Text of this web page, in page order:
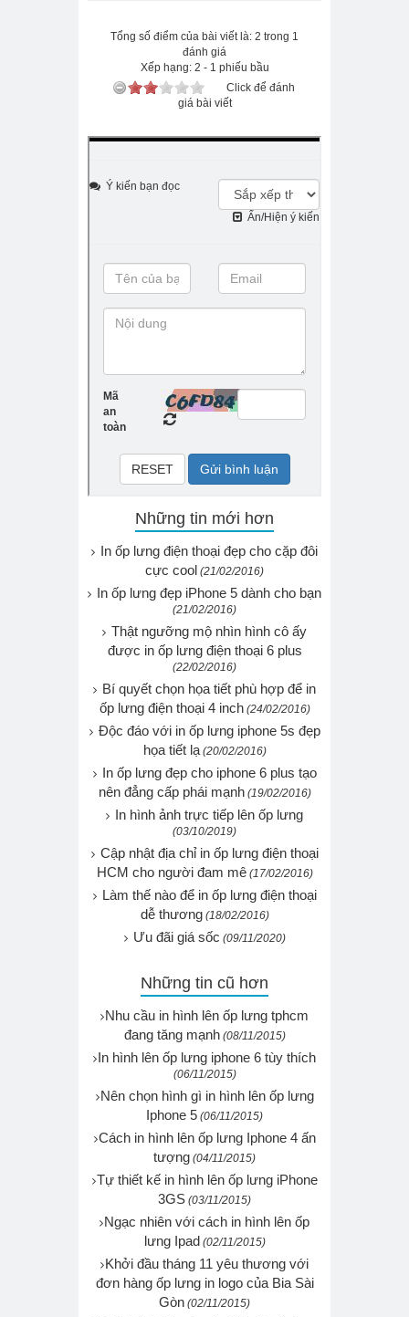
Tổng số điểm của bài viết là: 2 trong 1
đánh giá
Xếp hạng: 2 - 1 phiếu bầu
Click để đánh
giá bài viết
Những tin mới hơn
In ốp lưng điện thoại đẹp cho cặp đôi
cực cool (21/02/2016)
In ốp lưng đẹp iPhone 5 dành cho bạn
(21/02/2016)
Thật ngưỡng mộ nhìn hình cô ấy
được in ốp lưng điện thoại 6 plus
(22/02/2016)
Bí quyết chọn họa tiết phù hợp để in
ốp lưng điện thoại 4 inch (24/02/2016)
Độc đáo với in ốp lưng iphone 5s đẹp
họa tiết lạ (20/02/2016)
In ốp lưng đẹp cho iphone 6 plus tạo
nên đẳng cấp phái mạnh (19/02/2016)
In hình ảnh trực tiếp lên ốp lưng
(03/10/2019)
Cập nhật địa chỉ in ốp lưng điện thoại
HCM cho người đam mê (17/02/2016)
Làm thế nào để in ốp lưng điện thoại
dễ thương (18/02/2016)
Ưu đãi giá sốc (09/11/2020)
Những tin cũ hơn
Nhu cầu in hình lên ốp lưng tphcm
đang tăng mạnh (08/11/2015)
In hình lên ốp lưng iphone 6 tùy thích
(06/11/2015)
Nên chọn hình gì in hình lên ốp lưng
Iphone 5 (06/11/2015)
Cách in hình lên ốp lưng Iphone 4 ấn
tượng (04/11/2015)
Tự thiết kế in hình lên ốp lưng iPhone
3GS (03/11/2015)
Ngạc nhiên với cách in hình lên ốp
lưng Ipad (02/11/2015)
Khởi đầu tháng 11 yêu thương với
đơn hàng ốp lưng in logo của Bia Sài
Gòn (02/11/2015)